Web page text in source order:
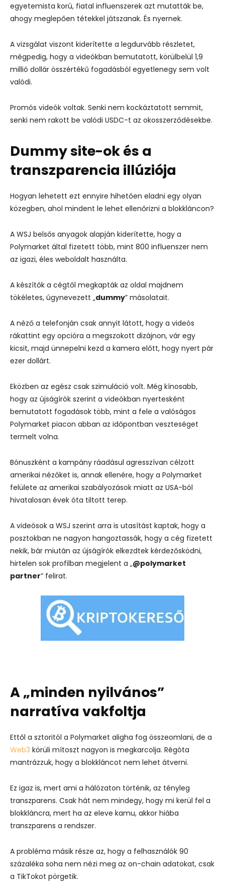
egyetemista korú, fiatal influenszerek azt mutatták be,
ahogy meglepően tétekkel játszanak. És nyernek.
A vizsgálat viszont kiderítette a legdurvább részletet,
mégpedig, hogy a videókban bemutatott, körülbelül 1,9
millió dollár összértékű fogadásból egyetlenegy sem volt
valódi.
Promós videók voltak. Senki nem kockáztatott semmit,
senki nem rakott be valódi USDC-t az okosszerződésekbe.
Dummy site-ok és a
transzparencia illúziója
Hogyan lehetett ezt ennyire hihetően eladni egy olyan
közegben, ahol mindent le lehet ellenőrizni a blokkláncon?
A WSJ belsős anyagok alapján kiderítette, hogy a
Polymarket által fizetett több, mint 800 influenszer nem
az igazi, éles weboldalt használta.
A készítők a cégtől megkapták az oldal majdnem
tökéletes, úgynevezett „dummy” másolatait.
A néző a telefonján csak annyit látott, hogy a videós
rákattint egy opcióra a megszokott dizájnon, vár egy
kicsit, majd ünnepelni kezd a kamera előtt, hogy nyert pár
ezer dollárt.
Eközben az egész csak szimuláció volt. Még kínosabb,
hogy az újságírók szerint a videókban nyertesként
bemutatott fogadások több, mint a fele a valóságos
Polymarket piacon abban az időpontban veszteséget
termelt volna.
Bónuszként a kampány ráadásul agresszívan célzott
amerikai nézőket is, annak ellenére, hogy a Polymarket
felülete az amerikai szabályozások miatt az USA-ból
hivatalosan évek óta tiltott terep.
A videósok a WSJ szerint arra is utasítást kaptak, hogy a
posztokban ne nagyon hangoztassák, hogy a cég fizetett
nekik, bár miután az újságírók elkezdtek kérdezősködni,
hirtelen sok profilban megjelent a „@polymarket
partner” felirat.
A „minden nyilvános”
narratíva vakfoltja
Ettől a sztoritól a Polymarket aligha fog összeomlani, de a
Web3 körüli mítoszt nagyon is megkarcolja. Régóta
mantrázzuk, hogy a blokkláncot nem lehet átverni.
Ez igaz is, mert ami a hálózaton történik, az tényleg
transzparens. Csak hát nem mindegy, hogy mi kerül fel a
blokkláncra, mert ha az eleve kamu, akkor hiába
transzparens a rendszer.
A probléma másik része az, hogy a felhasználók 90
százaléka soha nem nézi meg az on-chain adatokat, csak
a TikTokot pörgetik.